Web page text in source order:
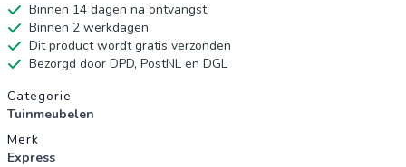
Binnen 14 dagen na ontvangst
Binnen 2 werkdagen
Dit product wordt gratis verzonden
Bezorgd door DPD, PostNL en DGL
Productgegevens
Categorie
Tuinmeubelen
Merk
Express